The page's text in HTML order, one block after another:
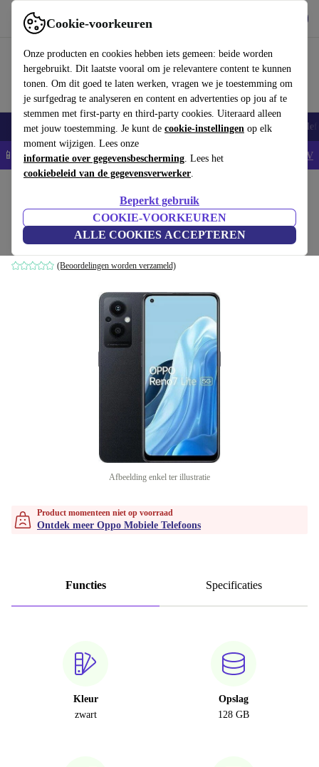
Cookie-voorkeuren
Onze producten en cookies hebben iets gemeen: beide worden
hergebruikt. Dit laatste vooral om je relevantere content te kunnen
tonen. Om dit goed te laten werken, vragen we je toestemming om
je surfgedrag te analyseren en content en advertenties op jou af te
stemmen met first-party en third-party cookies. Uiteraard alleen
met jouw toestemming. Je kunt de cookie-instellingen op elk
moment wijzigen. Lees onze
informatie over gegevensbescherming. Lees het
cookiebeleid van de gegevensverwerker.
Beperkt gebruik
COOKIE-VOORKEUREN
ALLE COOKIES ACCEPTEREN
Gebruik refurbed snel en eenvoudig
Smartphones Laptops Tablets Smartwatches Accessoires
📱5% EXTRA korting op alle iPhones – Code: IPHONEDEAL - AV
Oppo Reno 7 Lite 5G
8 GB | 128 GB | Dual-SIM | Cosmic Black
(Beoordelingen worden verzameld)
Afbeelding enkel ter illustratie
Product momenteen niet op voorraad
Ontdek meer Oppo Mobiele Telefoons
Functies Specificaties
Kleur
zwart
Opslag
128 GB